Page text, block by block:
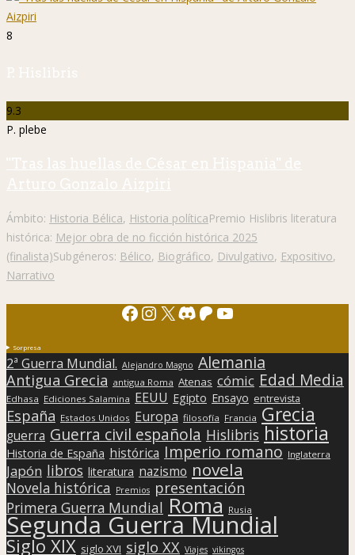
8
P. Hislibris
9.3
P. plebe
"Tras las huellas de César en Hispania" de
Arturo Gonzalo Aizpiri
Ámbito: Historia Bélica, Historia políticaPremio Hislibris literatura
histórica: Mejor obra de no ficción histórica 2025
(finalista)Subgéneros: Bélico, Biográfico, Divulgativo, Expositivo,
Narrativo
Facebook
Instagram
X Discord
Patreon
YouTube
Sorpresa
2ª Guerra Mundial. Alejandro Magno Alemania
Antigua Grecia antigua Roma Atenas cómic Edad Media
Edhasa Ediciones Salamina EEUU Egipto Ensayo entrevista
España Estados Unidos Europa filosofía Francia Grecia
guerra Guerra civil española Hislibris historia
Historia de España histórica Imperio romano Inglaterra
Japón libros literatura nazismo novela
Novela histórica Premios presentación
Primera Guerra Mundial Roma Rusia
Segunda Guerra Mundial
Siglo XIX siglo XVI siglo XX Viajes vikingos